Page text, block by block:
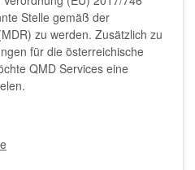
Stelle gemäß der
zu werden. Zusätzlich zu
für die österreichische
QMD Services eine